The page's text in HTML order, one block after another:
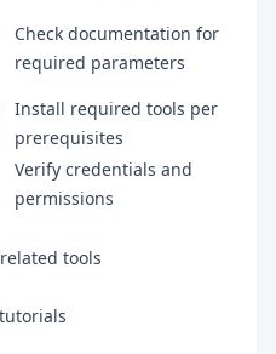
Check documentation for
required parameters
Install required tools per
prerequisites
Verify credentials and
permissions
tools